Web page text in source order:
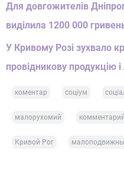
Для довгожителів
виділила 1200 000
У Кривому Розі зухвало
провідникову продукцію
коментар соціум
малорухомий комментарий
Кривой Рог